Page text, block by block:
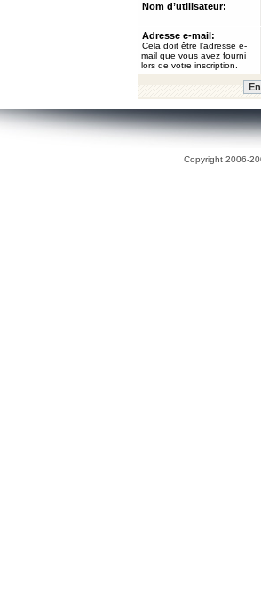
Nom d’utilisateur:
Adresse e-mail:
Cela doit être l’adresse e-
mail que vous avez fourni
lors de votre inscription.
Copyright 2006-